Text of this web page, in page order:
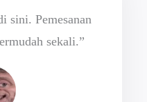
sini. Pemesanan
sekali.”